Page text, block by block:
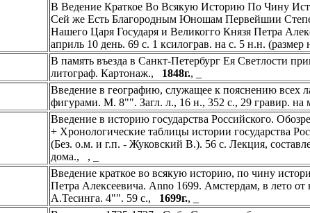
В Ведение Краткое Во Всякую Историю По Чину
Сей же Есть Благородным Юношам Первейшии
Нашего Царя Государя и Великогго Князя Петра
априль 10 день. 69 с. 1 ксилограв. на с. 5 н.н.
В память въезда в Санкт-Петербург Ея Светлости
литограф. Картонаж., 1848г., _
Введение в географию, служащее к пояснению всех
фигурами. М. 8"". Загл. л., 16 н., 352 с., 29 гравир. на
Введение в историю государства Российского.
+ Хронологические таблицы истории государства
(Без. о.м. и г.п. - Жуковский В.). 56 с. Лекция,
дома., , _
Введение краткое во всякую историю, по чину
Петра Алексеевича. Anno 1699. Амстердам, в лето
А.Тесинга. 4"". 59 с., 1699г., _